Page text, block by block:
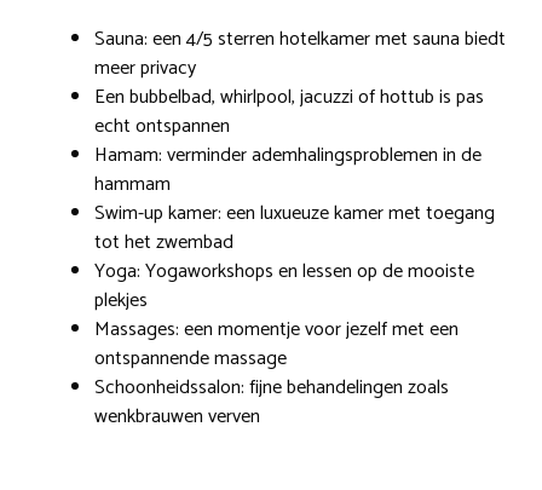
Sauna: een 4/5 sterren hotelkamer met sauna biedt
meer privacy
Een bubbelbad, whirlpool, jacuzzi of hottub is pas
echt ontspannen
Hamam: verminder ademhalingsproblemen in de
hammam
Swim-up kamer: een luxueuze kamer met toegang
tot het zwembad
Yoga: Yogaworkshops en lessen op de mooiste
plekjes
Massages: een momentje voor jezelf met een
ontspannende massage
Schoonheidssalon: fijne behandelingen zoals
wenkbrauwen verven